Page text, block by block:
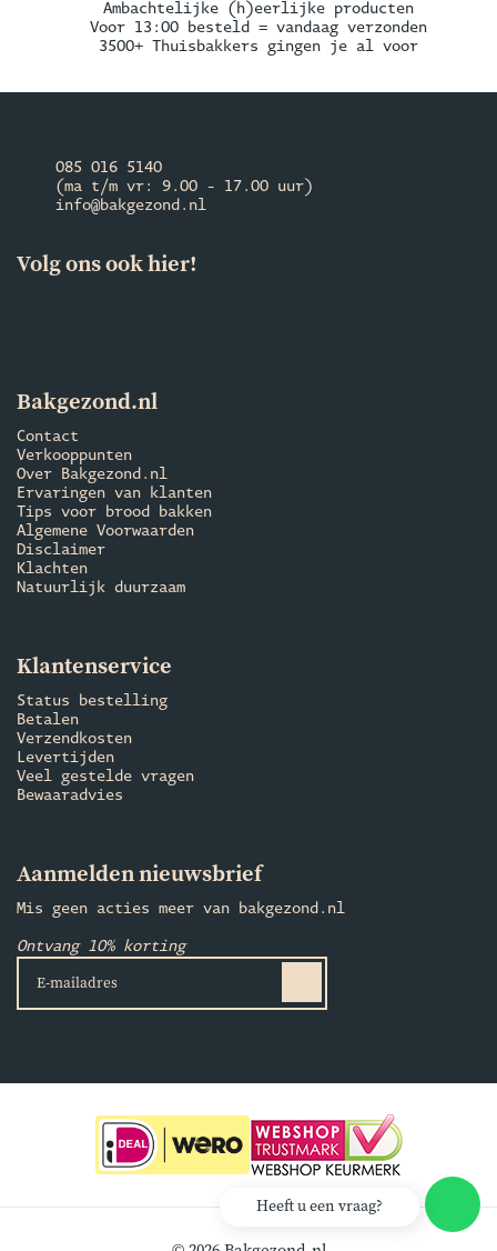
Ambachtelijke (h)eerlijke producten
Voor 13:00 besteld = vandaag verzonden
3500+ Thuisbakkers gingen je al voor
085 016 5140
(ma t/m vr: 9.00 - 17.00 uur)
info@bakgezond.nl
Volg ons ook hier!
Bakgezond.nl
Contact
Verkooppunten
Over Bakgezond.nl
Ervaringen van klanten
Tips voor brood bakken
Algemene Voorwaarden
Disclaimer
Klachten
Natuurlijk duurzaam
Klantenservice
Status bestelling
Betalen
Verzendkosten
Levertijden
Veel gestelde vragen
Bewaaradvies
Aanmelden nieuwsbrief
Mis geen acties meer van bakgezond.nl
Ontvang 10% korting
Heeft u een vraag?